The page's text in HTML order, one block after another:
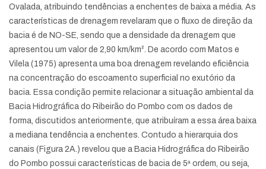
Ovalada, atribuindo tendências a enchentes de baixa a média. As
características de drenagem revelaram que o fluxo de direção da
bacia é de NO-SE, sendo que a densidade da drenagem que
apresentou um valor de 2,90 km/km². De acordo com Matos e
Vilela (1975) apresenta uma boa drenagem revelando eficiência
na concentração do escoamento superficial no exutório da
bacia. Essa condição permite relacionar a situação ambiental da
Bacia Hidrográfica do Ribeirão do Pombo com os dados de
forma, discutidos anteriormente, que atribuíram a essa área baixa
a mediana tendência a enchentes. Contudo a hierarquia dos
canais (Figura 2A.) revelou que a Bacia Hidrográfica do Ribeirão
do Pombo possui características de bacia de 5ª ordem, ou seja,